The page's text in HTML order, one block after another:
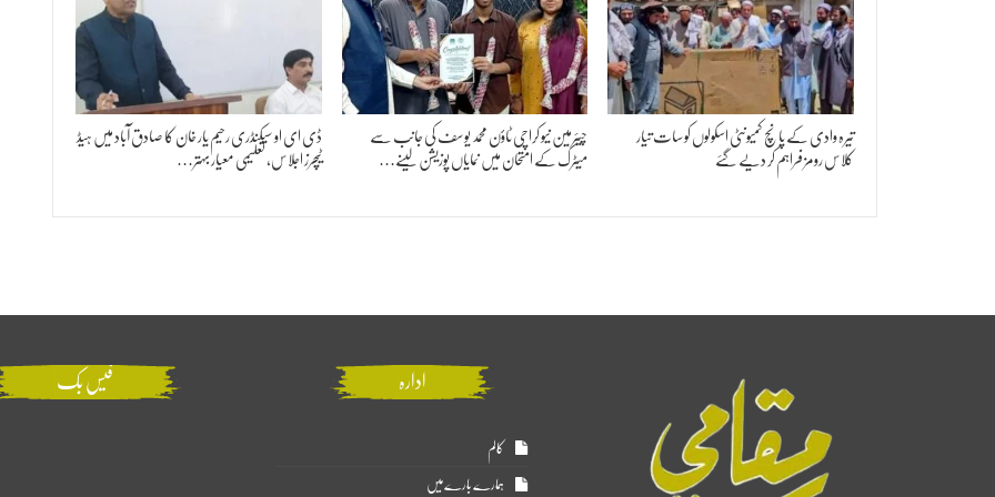
تیرہ وادی کے پانچ کمیونٹی اسکولوں کو سات تیار
کلاس رومز فراہم کر دیے گئے
چیئرمین نیو کراچی ٹاؤن محمد یوسف کی جانب سے
میٹرک کے امتحان میں نمایاں پوزیشن لینے…
ڈی ای او سیکنڈری رحیم یار خان کا صادق آباد میں ہیڈ
ٹیچرز اجلاس، تعلیمی معیار بہتر…
ادارہ
کالم
ہمارے بارے میں
فیس بک